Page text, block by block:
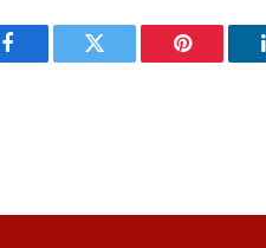
Facebook Twitter Pinterest